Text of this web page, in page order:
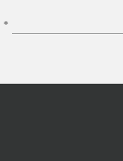
*